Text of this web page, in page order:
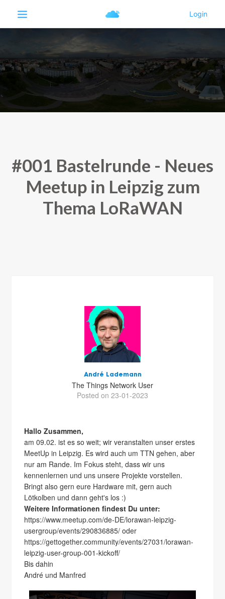
#001 Bastelrunde - Neues
Meetup in Leipzig zum
Thema LoRaWAN
André Lademann
The Things Network User
Posted on 23-01-2023
Hallo Zusammen,
am 09.02. ist es so weit; wir veranstalten unser erstes
MeetUp in Leipzig. Es wird auch um TTN gehen, aber
nur am Rande. Im Fokus steht, dass wir uns
kennenlernen und uns unsere Projekte vorstellen.
Bringt also gern eure Hardware mit, gern auch
Lötkolben und dann geht's los :)
Weitere Informationen findest Du unter:
https://www.meetup.com/de-DE/lorawan-leipzig-
usergroup/events/290836885/ oder
https://gettogether.community/events/27031/lorawan-
leipzig-user-group-001-kickoff/
Bis dahin
André und Manfred